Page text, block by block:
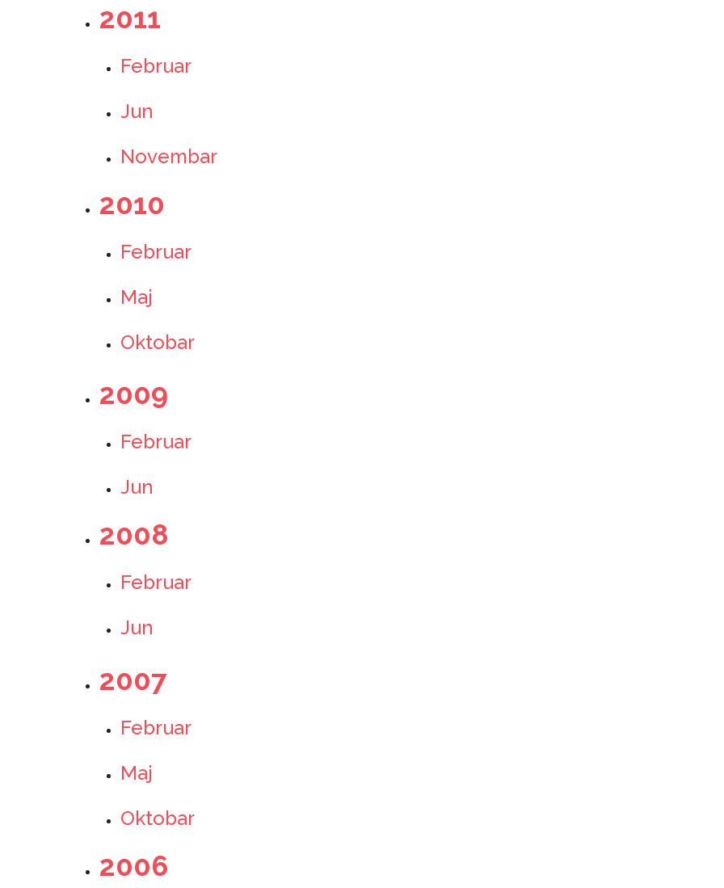
2011
Februar
Jun
Novembar
2010
Februar
Maj
Oktobar
2009
Februar
Jun
2008
Februar
Jun
2007
Februar
Maj
Oktobar
2006